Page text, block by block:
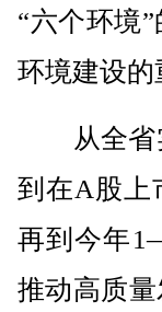
“六个环境
环境建设的
从全省实
到在A股上
再到今年
推动高质